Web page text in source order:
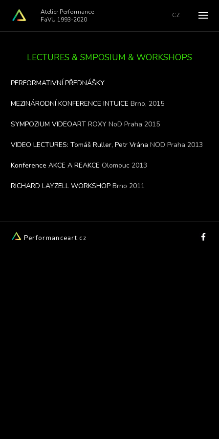
Atelier Performance
FaVU 1993-2020
CZ
LECTURES & SMPOSIUM & WORKSHOPS
PERFORMATIVNÍ PŘEDNÁŠKY
MEZINÁRODNÍ KONFERENCE INTUICE Brno, 2015
SYMPOZIUM VIDEOART ROXY NoD Praha 2015
VIDEO LECTURES: Tomáš Ruller, Petr Vrána NOD Praha 2013
Konference AKCE A REAKCE Olomouc 2013
RICHARD LAYZELL WORKSHOP Brno 2011
Performanceart.cz